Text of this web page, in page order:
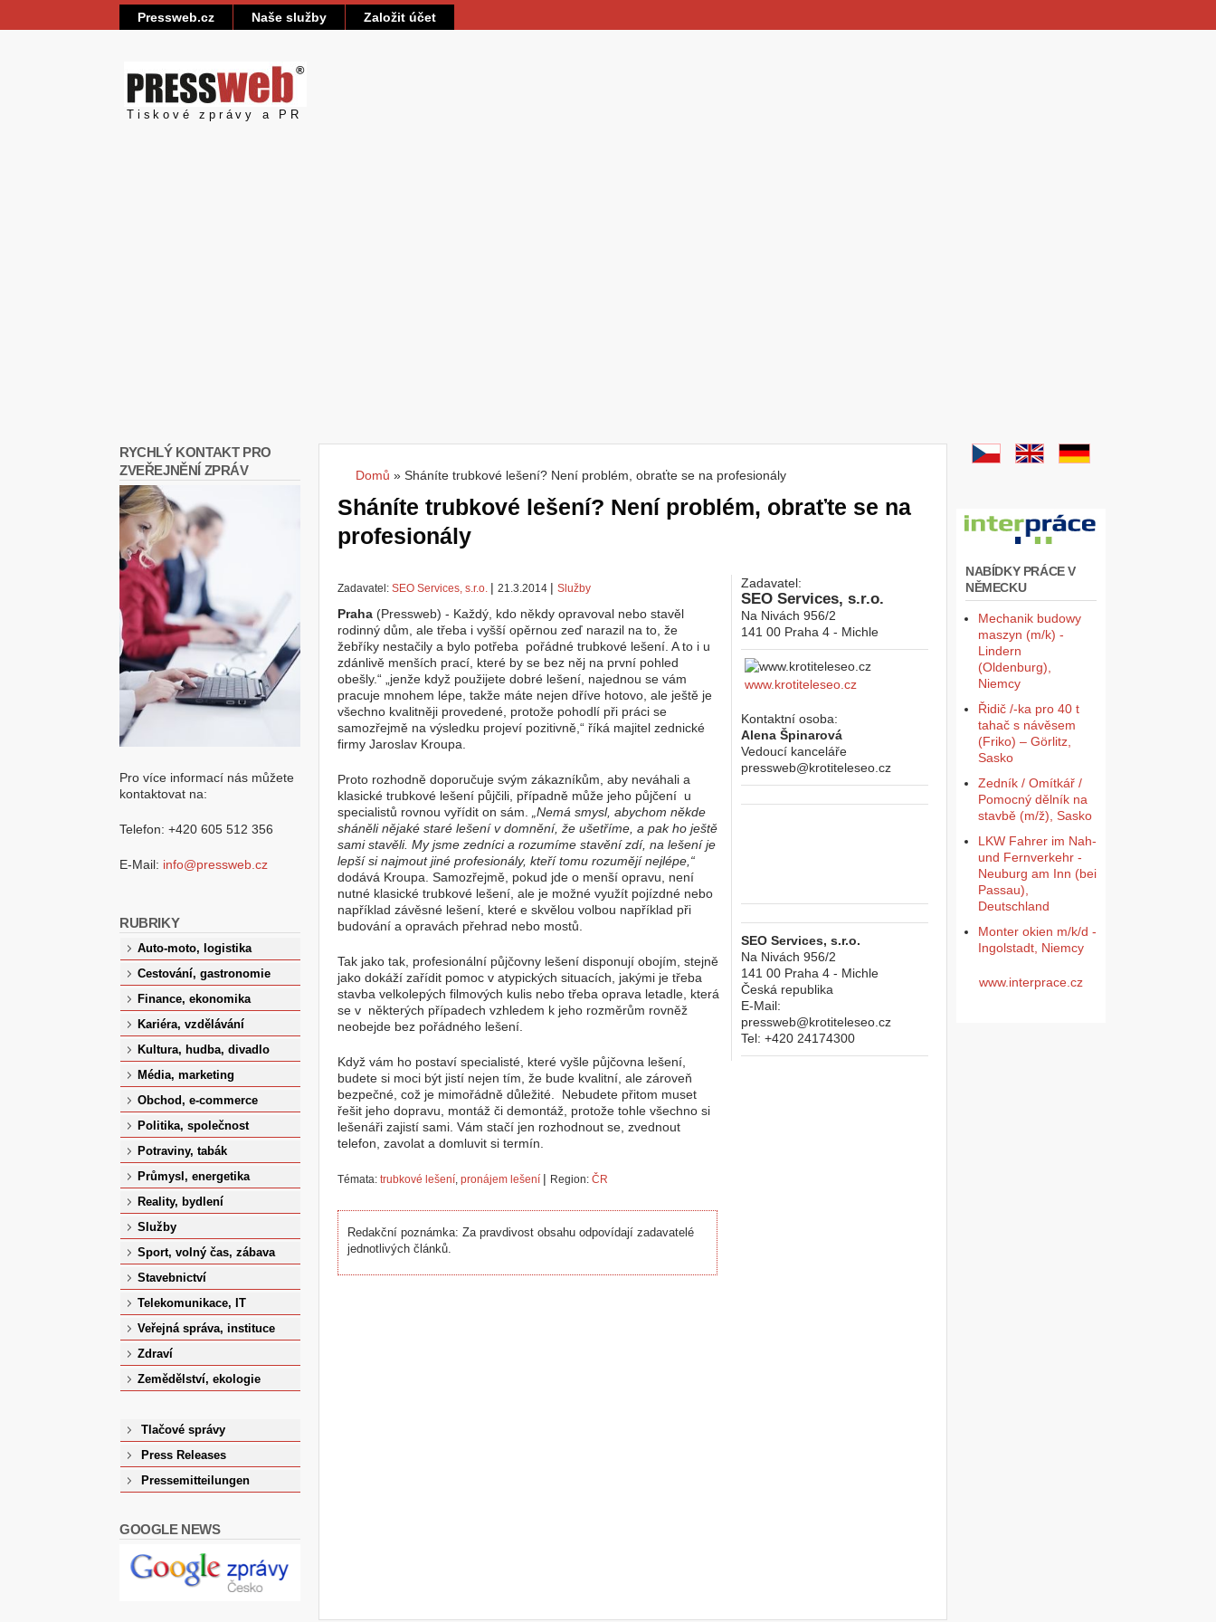
Pressweb.cz Naše služby Založit účet
Pressweb
Tiskové zprávy a PR
Jste zde
Domů » Sháníte trubkové lešení? Není problém, obraťte se na profesionály
Sháníte trubkové lešení? Není problém, obraťte se na
profesionály
Zadavatel: SEO Services, s.r.o. | 21.3.2014 | Služby
Praha (Pressweb) - Každý, kdo někdy opravoval nebo stavěl
rodinný dům, ale třeba i vyšší opěrnou zeď narazil na to, že
žebříky nestačily a bylo potřeba pořádné trubkové lešení. A to i u
zdánlivě menších prací, které by se bez něj na první pohled
obešly.“ „jenže když použijete dobré lešení, najednou se vám
pracuje mnohem lépe, takže máte nejen dříve hotovo, ale ještě je
všechno kvalitněji provedené, protože pohodlí při práci se
samozřejmě na výsledku projeví pozitivně,“ říká majitel zednické
firmy Jaroslav Kroupa.
Proto rozhodně doporučuje svým zákazníkům, aby neváhali a
klasické trubkové lešení půjčili, případně může jeho půjčení u
specialistů rovnou vyřídit on sám.
„Nemá smysl, abychom někde
sháněli nějaké staré lešení v domnění, že ušetříme, a pak ho ještě
sami stavěli. My jsme zedníci a rozumíme stavění zdí, na lešení je
lepší si najmout jiné profesionály, kteří tomu rozumějí nejlépe,“
dodává Kroupa. Samozřejmě, pokud jde o menší opravu, není
nutné klasické trubkové lešení, ale je možné využít pojízdné nebo
například závěsné lešení, které e skvělou volbou například při
budování a opravách přehrad nebo mostů.
Tak jako tak, profesionální půjčovny lešení disponují obojím, stejně
jako dokáží zařídit pomoc v atypických situacích, jakými je třeba
stavba velkolepých filmových kulis nebo třeba oprava letadle, která
se v některých případech vzhledem k jeho rozměrům rovněž
neobejde bez pořádného lešení.
Když vám ho postaví specialisté, které vyšle půjčovna lešení,
budete si moci být jistí nejen tím, že bude kvalitní, ale zároveň
bezpečné, což je mimořádně důležité. Nebudete přitom muset
řešit jeho dopravu, montáž či demontáž, protože tohle všechno si
lešenáři zajistí sami. Vám stačí jen rozhodnout se, zvednout
telefon, zavolat a domluvit si termín.
Témata: trubkové lešení, pronájem lešení | Region: ČR
Redakční poznámka: Za pravdivost obsahu odpovídají zadavatelé
jednotlivých článků.
Zadavatel:
SEO Services, s.r.o.
Na Nivách 956/2
141 00 Praha 4 - Michle
www.krotiteleseo.cz
Kontaktní osoba:
Alena Špinarová
Vedoucí kanceláře
pressweb@krotiteleseo.cz
SEO Services, s.r.o.
Na Nivách 956/2
141 00 Praha 4 - Michle
Česká republika
E-Mail:
pressweb@krotiteleseo.cz
Tel:+420 24174300
RYCHLÝ KONTAKT PRO
ZVEŘEJNĚNÍ ZPRÁV
Pro více informací nás můžete
kontaktovat na:
Telefon: +420 605 512 356
E-Mail: info@pressweb.cz
RUBRIKY
Auto-moto, logistika
Cestování, gastronomie
Finance, ekonomika
Kariéra, vzdělávání
Kultura, hudba, divadlo
Média, marketing
Obchod, e-commerce
Politika, společnost
Potraviny, tabák
Průmysl, energetika
Reality, bydlení
Služby
Sport, volný čas, zábava
Stavebnictví
Telekomunikace, IT
Veřejná správa, instituce
Zdraví
Zemědělství, ekologie
Tlačové správy
Press Releases
Pressemitteilungen
GOOGLE NEWS
NABÍDKY PRÁCE V
NĚMECKU
Mechanik budowy
maszyn (m/k) -
Lindern
(Oldenburg),
Niemcy
Řidič /-ka pro 40 t
tahač s návěsem
(Friko) – Görlitz,
Sasko
Zedník / Omítkář /
Pomocný dělník na
stavbě (m/ž), Sasko
LKW Fahrer im Nah-
und Fernverkehr -
Neuburg am Inn (bei
Passau),
Deutschland
Monter okien m/k/d -
Ingolstadt, Niemcy
www.interprace.cz